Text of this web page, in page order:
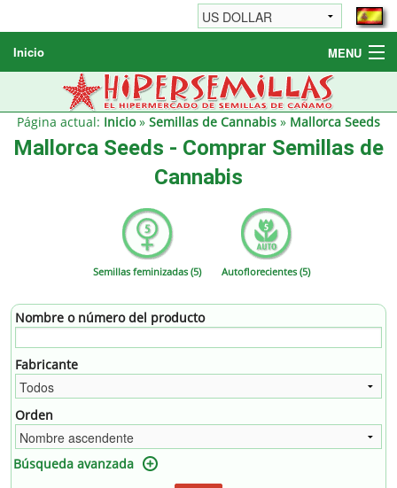
Inicio MENU
Semillas de cannabis
Otros productos
Informaciónes / FAQ
Página actual: Inicio» Semillas de Cannabis » Mallorca Seeds
Mallorca Seeds - Comprar Semillas de
Cannabis
Semillas feminizadas (5) Autoflorecientes (5)
Nombre o número del producto
Fabricante
Orden
Búsqueda avanzada